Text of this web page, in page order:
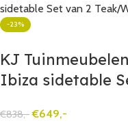
-23%
KJ Tuinmeubelen
Ibiza sidetable
€838,- €649,-